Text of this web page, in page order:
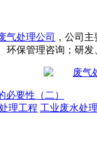
气处理公司 ，公司主
环保管理咨询；研
必要性（二）
理工程 工业废水处理